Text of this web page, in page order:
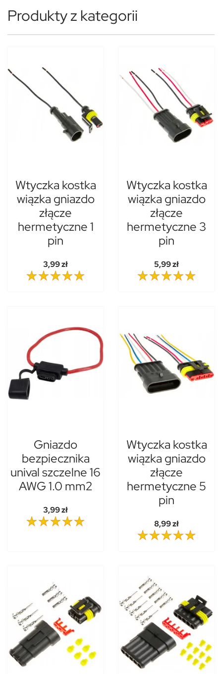
Produkty z kategorii
Wtyczka kostka
wiązka gniazdo
złącze
hermetyczne 1
pin
3,99 zł
Wtyczka kostka
wiązka gniazdo
złącze
hermetyczne 3
pin
5,99 zł
Gniazdo
bezpiecznika
unival szczelne 16
AWG 1.0 mm2
3,99 zł
Wtyczka kostka
wiązka gniazdo
złącze
hermetyczne 5
pin
8,99 zł